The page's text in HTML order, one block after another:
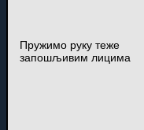
Пружимо руку теже
запошљивим лицима